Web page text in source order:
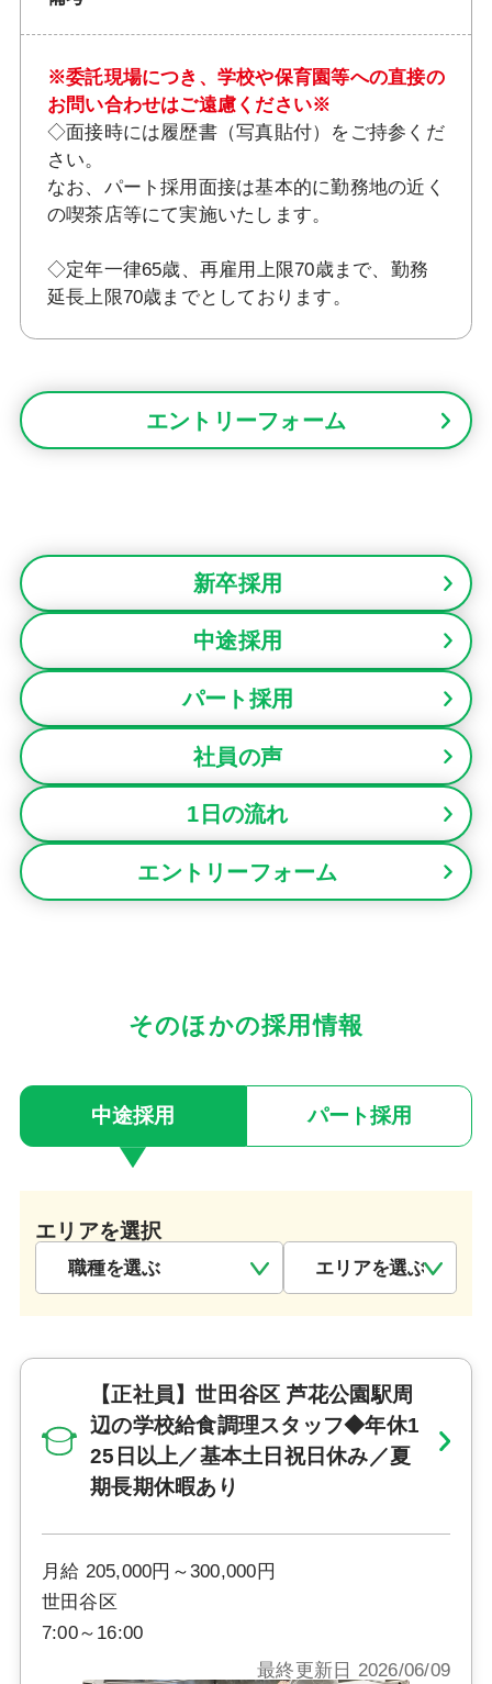
※委託現場につき、学校や保育園等への直接の
お問い合わせはご遠慮ください※
◇面接時には履歴書（写真貼付）をご持参くだ
さい。
なお、パート採用面接は基本的に勤務地の近く
の喫茶店等にて実施いたします。
◇定年一律65歳、再雇用上限70歳まで、勤務
延長上限70歳までとしております。
エントリーフォーム
新卒採用
中途採用
パート採用
社員の声
1日の流れ
エントリーフォーム
そのほかの採用情報
中途採用 パート採用
エリアを選択
【正社員】世田谷区 芦花公園駅周
辺の学校給食調理スタッフ◆年休1
25日以上／基本土日祝日休み／夏
期長期休暇あり
月給 205,000円～300,000円
世田谷区
7:00～16:00
最終更新日 2026/06/09